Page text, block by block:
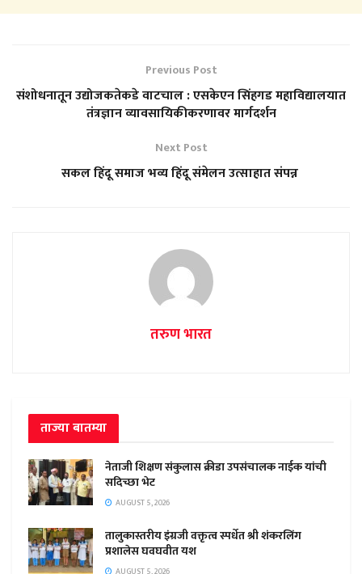
Previous Post
संशोधनातून उद्योजकतेकडे वाटचाल : एसकेएन सिंहगड महाविद्यालयात
तंत्रज्ञान व्यावसायिकीकरणावर मार्गदर्शन
Next Post
सकल हिंदू समाज भव्य हिंदू संमेलन उत्साहात संपन्न
तरुण भारत
ताज्या बातम्या
नेताजी शिक्षण संकुलास क्रीडा उपसंचालक नाईक यांची
सदिच्छा भेट
AUGUST 5, 2026
तालुकास्तरीय इंग्रजी वक्तृत्व स्पर्धेत श्री शंकरलिंग
प्रशालेस घवघवीत यश
AUGUST 5, 2026